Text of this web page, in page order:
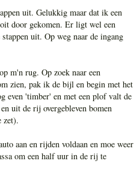
uit. Gelukkig maar dat ik een
door gekomen. Er ligt wel een
uit. Op weg naar de ingang
m'n rug. Op zoek naar een
zien, pak ik de bijl en begin met het
even 'timber' en met een plof valt de
uit de rij overgebleven bomen
zet).
aan en rijden voldaan en moe weer
om een half uur in de rij te